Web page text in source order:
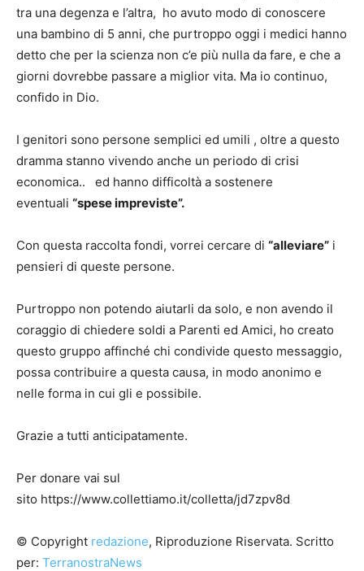
tra una degenza e l’altra, ho avuto modo di conoscere
una bambino di 5 anni, che purtroppo oggi i medici hanno
detto che per la scienza non c’e più nulla da fare, e che a
giorni dovrebbe passare a miglior vita. Ma io continuo,
confido in Dio.
I genitori sono persone semplici ed umili , oltre a questo
dramma stanno vivendo anche un periodo di crisi
economica.. ed hanno difficoltà a sostenere
eventuali “spese impreviste”.
Con questa raccolta fondi, vorrei cercare di “alleviare” i
pensieri di queste persone.
Purtroppo non potendo aiutarli da solo, e non avendo il
coraggio di chiedere soldi a Parenti ed Amici, ho creato
questo gruppo affinché chi condivide questo messaggio,
possa contribuire a questa causa, in modo anonimo e
nelle forma in cui gli e possibile.
Grazie a tutti anticipatamente.
Per donare vai sul
sito https://www.collettiamo.it/colletta/jd7zpv8d
© Copyright redazione, Riproduzione Riservata. Scritto
per: TerranostraNews